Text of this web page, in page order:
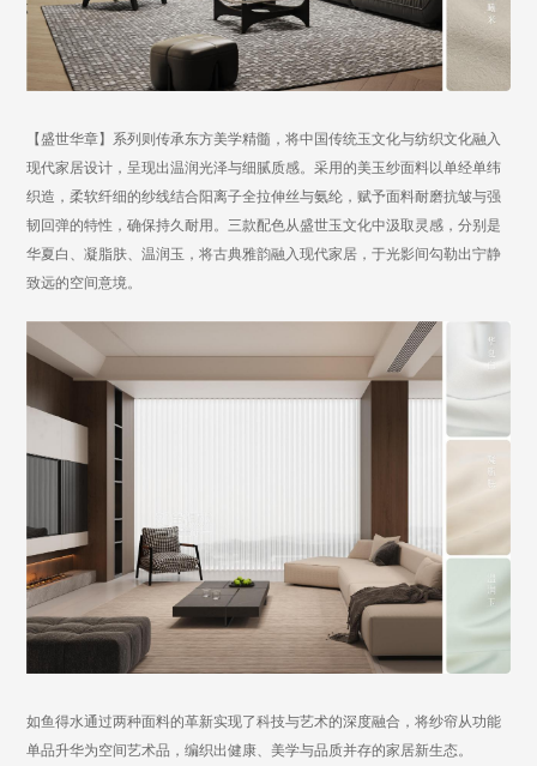
【盛世华章】系列则传承东方美学精髓，将中国传统玉文化与纺织文化融入
现代家居设计，呈现出温润光泽与细腻质感。采用的美玉纱面料以单经单纬
织造，柔软纤细的纱线结合阳离子全拉伸丝与氨纶，赋予面料耐磨抗皱与强
韧回弹的特性，确保持久耐用。三款配色从盛世玉文化中汲取灵感，分别是
华夏白、凝脂肤、温润玉，将古典雅韵融入现代家居，于光影间勾勒出宁静
致远的空间意境。
如鱼得水通过两种面料的革新实现了科技与艺术的深度融合，将纱帘从功能
单品升华为空间艺术品，编织出健康、美学与品质并存的家居新生态。